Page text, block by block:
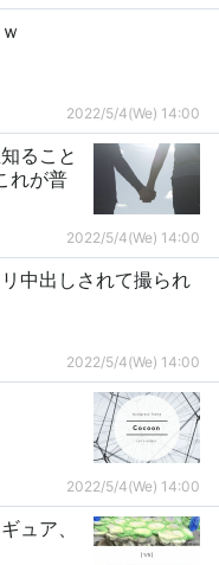
2022/5/4(We) 14:00
ること
れが普
2022/5/4(We) 14:00
中出しされて撮られ
2022/5/4(We) 14:00
2022/5/4(We) 14:00
ュア、